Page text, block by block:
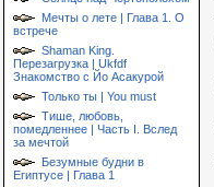
Мечты о лете | Глава 1. О
встрече
Shaman King.
Перезагрузка | Ukfdf
Знакомство с Йо Асакурой
Только ты | You must
Тише, любовь,
помедленнее | Часть I. Вслед
за мечтой
Безумные будни в
Египтусе | Глава 1